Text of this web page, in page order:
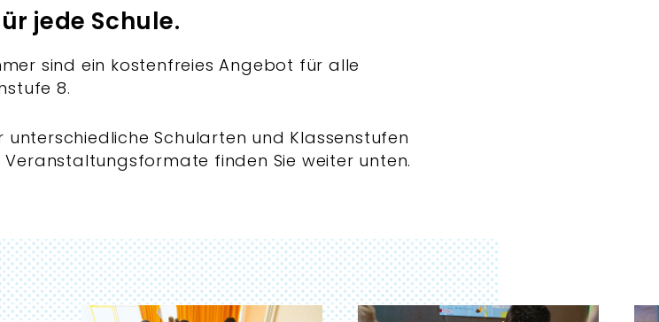
jede Schule.
sind ein kostenfreies Angebot für alle
8.
Schularten und Klassenstufen
finden Sie weiter unten.